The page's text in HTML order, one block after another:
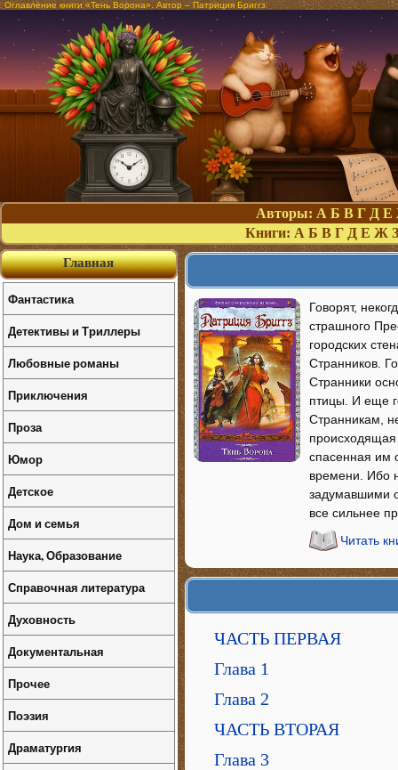
Оглавление книги «Тень Ворона». Автор – Патриция Бриггз
Авторы: А Б В Г Д Е
Книги: А Б В Г Д Е Ж З
Говорят,
страшного
городских
Странников.
Странники
птицы. И еще
Странникам,
спасенная им
времени. Ибо
задумавшими
все сильнее
Читать
ЧАСТЬ ПЕРВАЯ
Глава 1
Глава 2
ЧАСТЬ ВТОРАЯ
Глава 3
Главная
Фантастика
Детективы и Триллеры
Любовные романы
Приключения
Проза
Юмор
Детское
Дом и семья
Наука, Образование
Справочная литература
Духовность
Документальная
Прочее
Поэзия
Драматургия